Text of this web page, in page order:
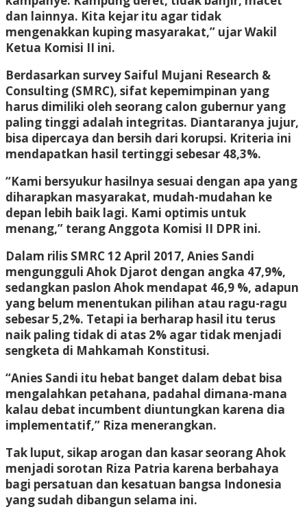
dan lainnya. Kita kejar itu agar tidak
mengenakkan kuping masyarakat,” ujar Wakil
Ketua Komisi II ini.
Berdasarkan survey Saiful Mujani Research &
Consulting (SMRC), sifat kepemimpinan yang
harus dimiliki oleh seorang calon gubernur yang
paling tinggi adalah integritas. Diantaranya jujur,
bisa dipercaya dan bersih dari korupsi. Kriteria ini
mendapatkan hasil tertinggi sebesar 48,3%.
“Kami bersyukur hasilnya sesuai dengan apa yang
diharapkan masyarakat, mudah-mudahan ke
depan lebih baik lagi. Kami optimis untuk
menang,” terang Anggota Komisi II DPR ini.
Dalam rilis SMRC 12 April 2017, Anies Sandi
mengungguli Ahok Djarot dengan angka 47,9%,
sedangkan paslon Ahok mendapat 46,9 %, adapun
yang belum menentukan pilihan atau ragu-ragu
sebesar 5,2%. Tetapi ia berharap hasil itu terus
naik paling tidak di atas 2% agar tidak menjadi
sengketa di Mahkamah Konstitusi.
“Anies Sandi itu hebat banget dalam debat bisa
mengalahkan petahana, padahal dimana-mana
kalau debat incumbent diuntungkan karena dia
implementatif,” Riza menerangkan.
Tak luput, sikap arogan dan kasar seorang Ahok
menjadi sorotan Riza Patria karena berbahaya
bagi persatuan dan kesatuan bangsa Indonesia
yang sudah dibangun selama ini.